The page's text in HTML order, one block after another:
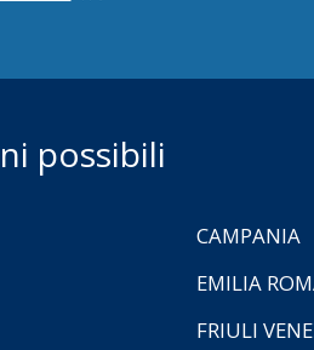
possibili
CAMPANIA
EMILIA
FRIULI